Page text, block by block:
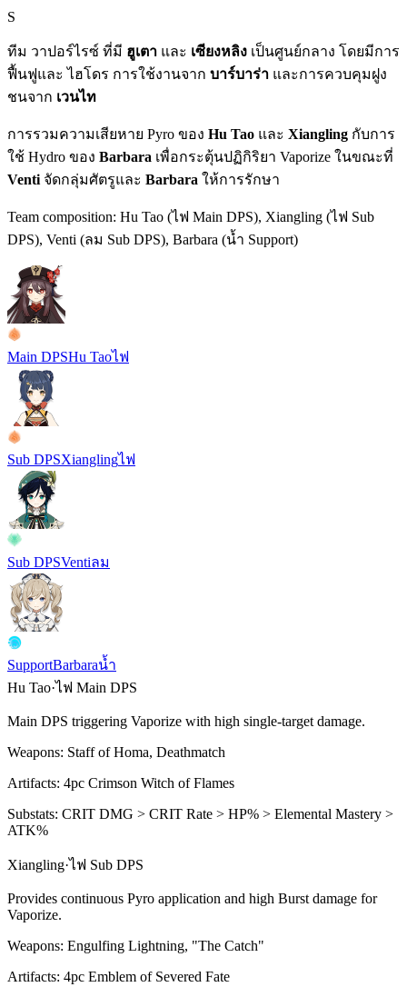
S
ทีม วาปอร์ไรซ์ ที่มี ฮูเตา และ เซียงหลิง เป็นศูนย์กลาง โดยมีการ
ฟื้นฟูและไฮโดร การใช้งานจาก บาร์บาร่า และการควบคุมฝูง
ชนจาก เวนไท
การรวมความเสียหาย Pyro ของ Hu Tao และ Xiangling กับการ
ใช้ Hydro ของ Barbara เพื่อกระตุ้นปฏิกิริยา Vaporize ในขณะที่
Ventiจัดกลุ่มศัตรูและ Barbara ให้การรักษา
Team composition: Hu Tao (ไฟ Main DPS), Xiangling (ไฟ Sub
DPS), Venti (ลม Sub DPS), Barbara (น้ำ Support)
Main DPSHu Taoไฟ
Sub DPSXianglingไฟ
Sub DPSVentiลม
SupportBarbaraน้ำ
Hu Tao·ไฟ Main DPS
Main DPS triggering Vaporize with high single-target damage.
Weapons: Staff of Homa, Deathmatch
Artifacts: 4pc Crimson Witch of Flames
Substats: CRIT DMG > CRIT Rate > HP% > Elemental Mastery >
ATK%
Xiangling·ไฟ Sub DPS
Provides continuous Pyro application and high Burstdamage for
Vaporize.
Weapons: Engulfing Lightning, "The Catch"
Artifacts: 4pc Emblem of Severed Fate